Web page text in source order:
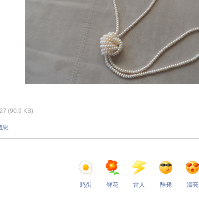
(90.9 KB)
息
鸡蛋 鲜花 雷人 酷毙 漂亮